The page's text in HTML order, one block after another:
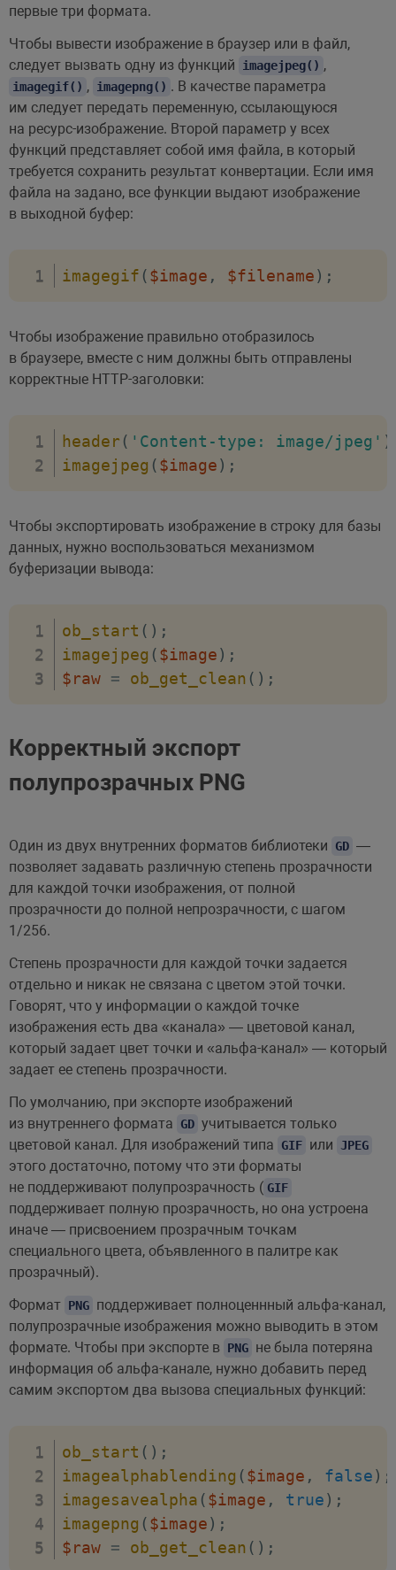
первые три формата.
Чтобы вывести изображение в браузер или в файл,
следует вызвать одну из функций
imagejpeg() ,
imagegif() , imagepng() . В качестве параметра
им следует передать переменную, ссылающуюся
на ресурс-изображение. Второй параметр у всех
функций представляет собой имя файла, в который
требуется сохранить результат конвертации. Если имя
файла на задано, все функции выдают изображение
в выходной буфер:
imagegif ($image , $filename) ;
Чтобы изображение правильно отобразилось
в браузере, вместе с ним должны быть отправлены
корректные HTTP-заголовки:
header ( 'Content-type: image/jpeg' )
imagejpeg ($image) ;
Чтобы экспортировать изображение в строку для базы
данных, нужно воспользоваться механизмом
буферизации вывода:
ob_start ( ) ;
imagejpeg ($image) ;
$raw = ob_get_clean ( ) ;
Корректный экспорт
полупрозрачных PNG
Один из двух внутренних форматов библиотеки GD —
позволяет задавать различную степень прозрачности
для каждой точки изображения, от полной
прозрачности до полной непрозрачности, с шагом
1/256.
Степень прозрачности для каждой точки задается
отдельно и никак не связана с цветом этой точки.
Говорят, что у информации о каждой точке
изображения есть два «канала» — цветовой канал,
который задает цвет точки и «альфа-канал» — который
задает ее степень прозрачности.
По умолчанию, при экспорте изображений
из внутреннего формата
GD учитывается только
цветовой канал. Для изображений типа
GIF или JPEG
этого достаточно, потому что эти форматы
не поддерживают полупрозрачность ( GIF
поддерживает полную прозрачность, но она устроена
иначе — присвоением прозрачным точкам
специального цвета, объявленного в палитре как
прозрачный).
Формат PNG поддерживает полноценнный альфа-канал,
полупрозрачные изображения можно выводить в этом
формате. Чтобы при экспорте в PNG не была потеряна
информация об альфа-канале, нужно добавить перед
самим экспортом два вызова специальных функций:
ob_start ( ) ;
imagealphablending ($image , false) ;
imagesavealpha ($image , true) ;
imagepng ($image) ;
$raw = ob_get_clean ( ) ;